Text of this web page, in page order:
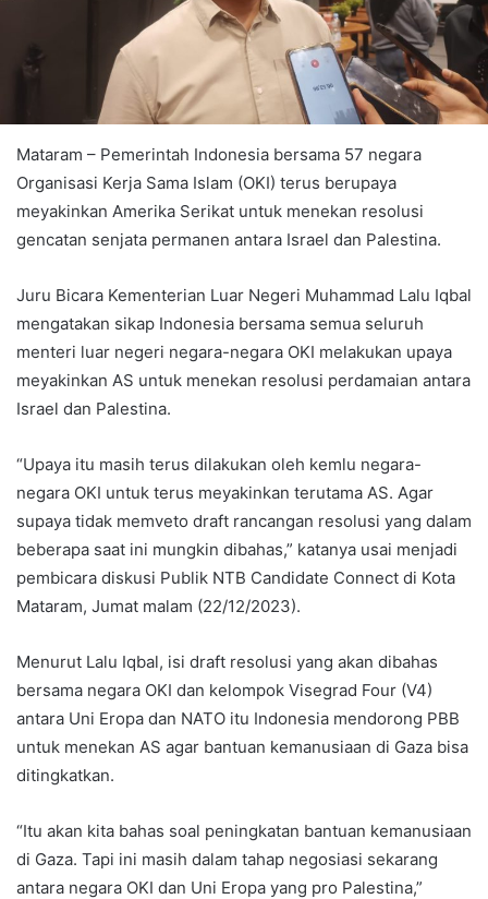
Mataram – Pemerintah Indonesia bersama 57 negara
Organisasi Kerja Sama Islam (OKI) terus berupaya
meyakinkan Amerika Serikat untuk menekan resolusi
gencatan senjata permanen antara Israel dan Palestina.
Juru Bicara Kementerian Luar Negeri Muhammad Lalu Iqbal
mengatakan sikap Indonesia bersama semua seluruh
menteri luar negeri negara-negara OKI melakukan upaya
meyakinkan AS untuk menekan resolusi perdamaian antara
Israel dan Palestina.
“Upaya itu masih terus dilakukan oleh kemlu negara-
negara OKI untuk terus meyakinkan terutama AS. Agar
supaya tidak memveto draft rancangan resolusi yang dalam
beberapa saat ini mungkin dibahas,” katanya usai menjadi
pembicara diskusi Publik NTB Candidate Connect di Kota
Mataram, Jumat malam (22/12/2023).
Menurut Lalu Iqbal, isi draft resolusi yang akan dibahas
bersama negara OKI dan kelompok Visegrad Four (V4)
antara Uni Eropa dan NATO itu Indonesia mendorong PBB
untuk menekan AS agar bantuan kemanusiaan di Gaza bisa
ditingkatkan.
“Itu akan kita bahas soal peningkatan bantuan kemanusiaan
di Gaza. Tapi ini masih dalam tahap negosiasi sekarang
antara negara OKI dan Uni Eropa yang pro Palestina,”